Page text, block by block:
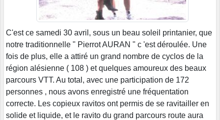
C'est ce samedi 30 avril, sous un beau soleil printanier, que
notre traditionnelle " Pierrot AURAN " c 'est déroulée. Une
fois de plus, elle a attiré un grand nombre de cyclos de la
région alésienne ( 108 ) et quelques amoureux des beaux
parcours VTT. Au total, avec une participation de 172
personnes , nous avons enregistré une fréquentation
correcte. Les copieux ravitos ont permis de se ravitailler en
solide et liquide, et le ravito du grand parcours route aura